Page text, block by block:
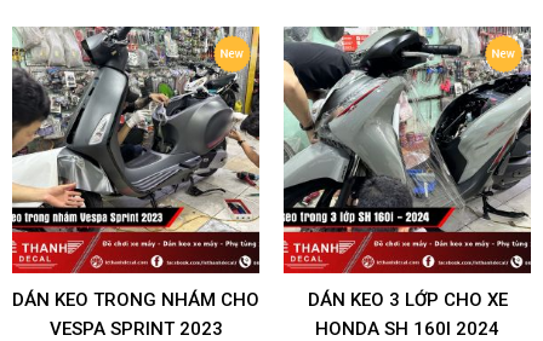
DÁN KEO TRONG NHÁM CHO
VESPA SPRINT 2023
DÁN KEO 3 LỚP CHO XE
HONDA SH 160I 2024